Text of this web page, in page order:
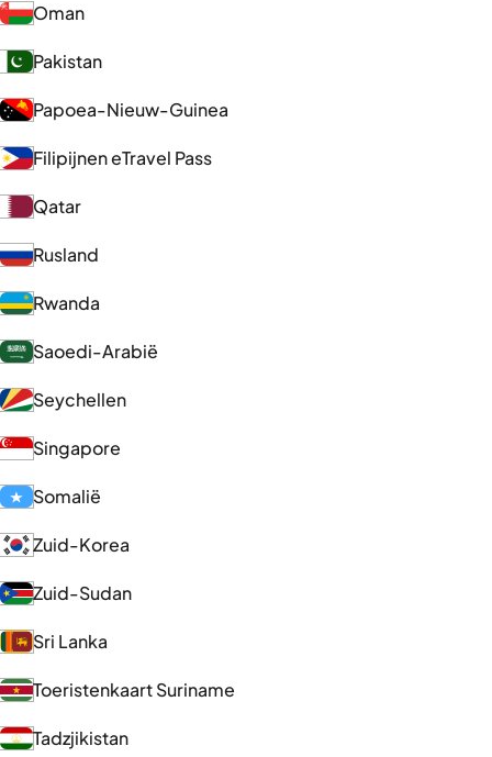
Oman
Pakistan
Papoea-Nieuw-Guinea
Filipijnen eTravel Pass
Qatar
Rusland
Rwanda
Saoedi-Arabië
Seychellen
Singapore
Somalië
Zuid-Korea
Zuid-Sudan
Sri Lanka
Toeristenkaart Suriname
Tadzjikistan